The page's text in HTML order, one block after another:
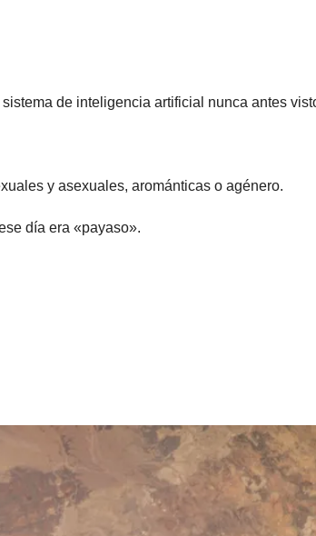
de inteligencia artificial nunca antes
y asexuales, arománticas o agénero.
día era «payaso».